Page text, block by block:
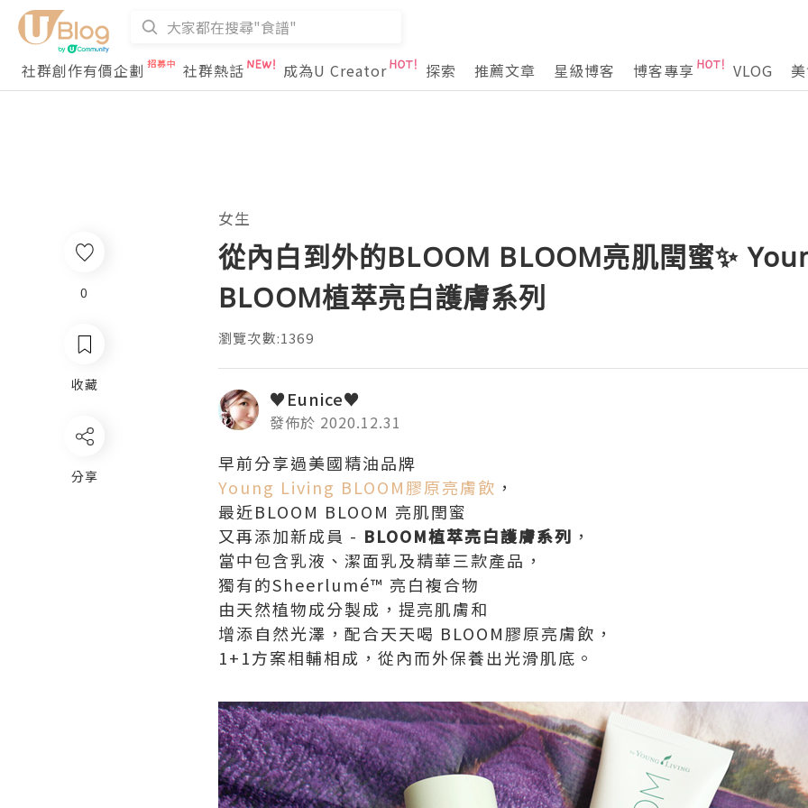
社群創作有價企劃 社群熱話 成為U Creator 探索 推薦文章 星級博客 博客專享 VLOG
0
收藏
分享
女生
從內白到外的BLOOM BLOOM亮肌閏蜜✨
BLOOM植萃亮白護膚系列
瀏覽次數:1369
♥Eunice♥
發佈於 2020.12.31
早前分享過美國精油品牌
Young Living BLOOM膠原亮膚飲 ，
最近BLOOM BLOOM 亮肌閏蜜
又再添加新成員 - BLOOM植萃亮白護膚系列 ，
當中包含乳液、潔面乳及精華三款產品，
獨有的Sheerlumé™ 亮白複合物
由天然植物成分製成，提亮肌膚和
增添自然光澤，配合天天喝 BLOOM膠原亮膚飲，
1+1方案相輔相成，從內而外保養出光滑肌底。